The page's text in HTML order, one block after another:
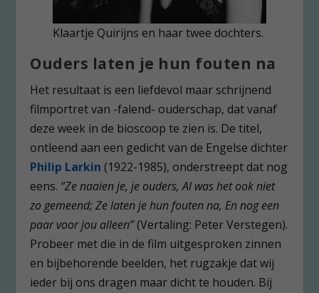
Klaartje Quirijns en haar twee dochters.
Ouders laten je hun fouten na
Het resultaat is een liefdevol maar schrijnend
filmportret van -falend- ouderschap, dat vanaf
deze week in de bioscoop te zien is. De titel,
ontleend aan een gedicht van de Engelse dichter
Philip Larkin (1922-1985), onderstreept dat nog
eens. “Ze naaien je, je ouders, Al was het ook niet
zo gemeend; Ze laten je hun fouten na, En nog een
paar voor jou alleen”(Vertaling: Peter Verstegen).
Probeer met die in de film uitgesproken zinnen
en bijbehorende beelden, het rugzakje dat wij
ieder bij ons dragen maar dicht te houden. Bij